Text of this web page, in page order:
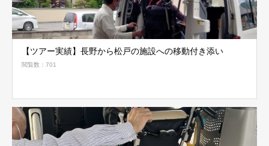
【ツアー実績】長野から松戸の施設への移動付き添い
閲覧数：701